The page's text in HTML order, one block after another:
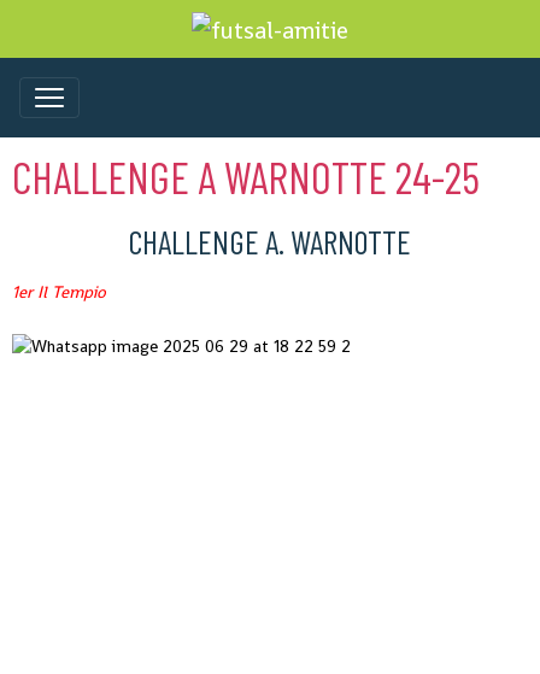
CHALLENGE A WARNOTTE 24-25
CHALLENGE A. WARNOTTE
1er Il Tempio